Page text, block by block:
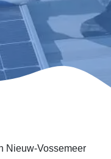
Nieuw-Vossemeer